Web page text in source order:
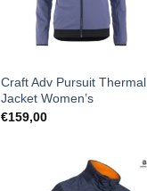
Craft Adv Pursuit Thermal
Jacket Women’s
€159,00